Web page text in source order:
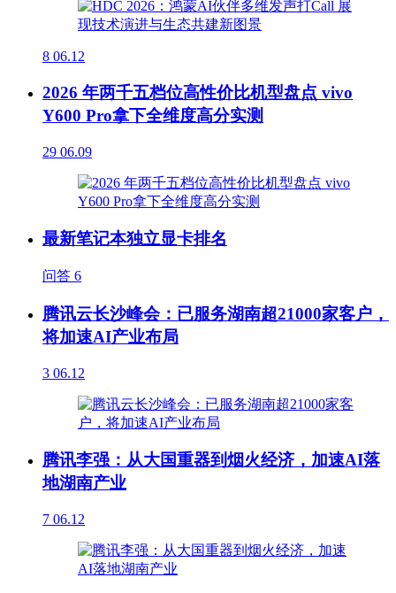
8 06.12
2026 年两千五档位高性价比机型盘点 vivo
Y600 Pro拿下全维度高分实测
29 06.09
最新笔记本独立显卡排名
问答 6
腾讯云长沙峰会：已服务湖南超21000家客户，
将加速AI产业布局
3 06.12
腾讯李强：从大国重器到烟火经济，加速AI落
地湖南产业
7 06.12